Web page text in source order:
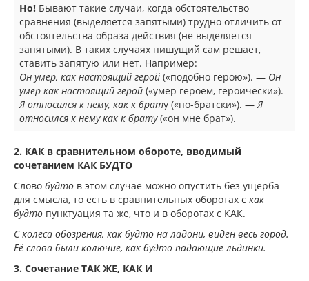
Но! Бывают такие случаи, когда обстоятельство
сравнения (выделяется запятыми) трудно отличить от
обстоятельства образа действия (не выделяется
запятыми). В таких случаях пишущий сам решает,
ставить запятую или нет. Например:
Он умер, как настоящий герой («подобно герою»). — Он
умер как настоящий герой («умер героем, героически»).
Я относился к нему, как к брату («по-братски»). —Я
относился к нему как к брату(«он мне брат»).
2. КАК в сравнительном обороте, вводимый
сочетанием КАК БУДТО
Слово будто в этом случае можно опустить без ущерба
для смысла, то есть в сравнительных оборотах с как
будто пунктуация та же, что и в оборотах с КАК.
С колеса обозрения, как будто на ладони, виден весь город.
Её слова были колючие, как будто падающие льдинки.
3. Сочетание ТАК ЖЕ, КАК И